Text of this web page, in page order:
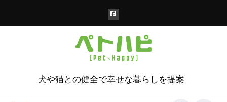
犬や猫との健全で幸せな暮らしを提案